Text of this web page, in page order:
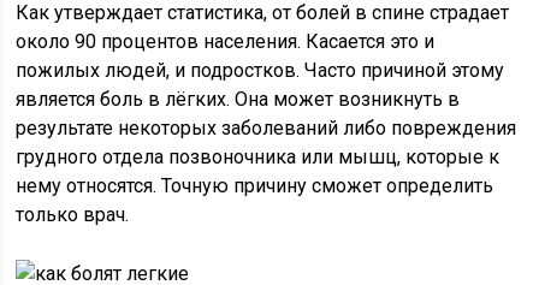
Как утверждает статистика, от болей в спине страдает
около 90 процентов населения. Касается это и
пожилых людей, и подростков. Часто причиной этому
является боль в лёгких. Она может возникнуть в
результате некоторых заболеваний либо повреждения
грудного отдела позвоночника или мышц, которые к
нему относятся. Точную причину сможет определить
только врач.